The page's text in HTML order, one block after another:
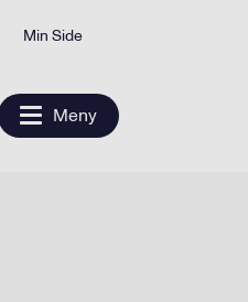
Min Side
Meny